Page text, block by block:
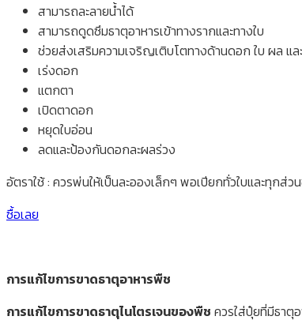
สามารถละลายน้ำได้
สามารถดูดซึมธาตุอาหารเข้าทางรากและทางใบ
ช่วยส่งเสริมความเจริญเติบโตทางด้านดอก ใบ ผล แล
เร่งดอก
แตกตา
เปิดตาดอก
หยุดใบอ่อน
ลดและป้องกันดอกละผลร่วง
อัตราใช้ : ควรพ่นให้เป็นละอองเล็กๆ พอเปียกทั่วใบและทุกส่
ซื้อเลย
การแก้ไขการขาดธาตุอาหารพืช
การแก้ไขการขาดธาตุไนโตรเจนของพืช ควรใส่ปุ๋ยที่มีธาตุ